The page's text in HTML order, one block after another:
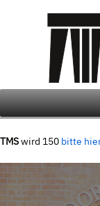
TMSwird 150 bitte